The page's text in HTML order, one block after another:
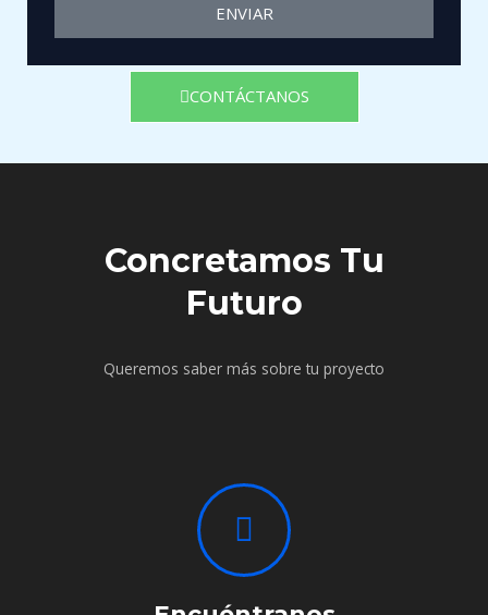
ENVIAR
CONTÁCTANOS
Concretamos Tu
Futuro
Queremos saber más sobre tu proyecto